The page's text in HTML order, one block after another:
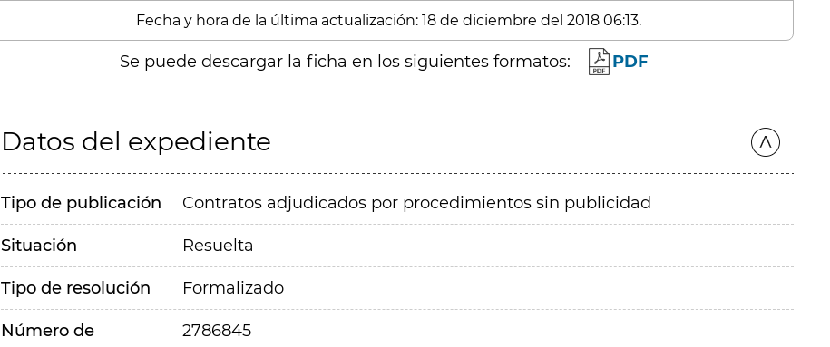
Fecha y hora de la última actualización: 18 de diciembre del 2018 06:13.
Se puede descargar la ficha en los siguientes formatos: PDF
Datos del expediente
Tipo de publicación Contratos adjudicados por procedimientos sin publicidad
Situación Resuelta
Tipo de resolución Formalizado
Número de
2786845